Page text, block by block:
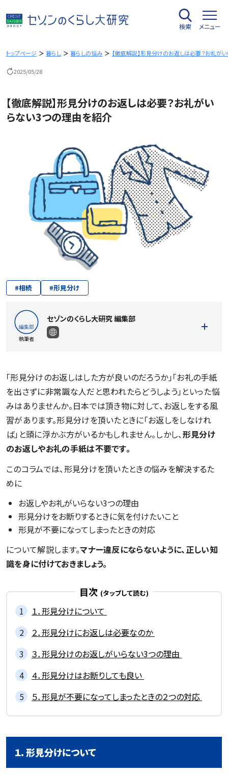
容
を
キ
検索 メニュー
トップページ 暮らし 暮らしの悩み 【徹底解説】形見分けのお返しは必要？お礼が
2025/05/28
【徹底解説】形見分けのお返しは必要？お礼がい
らない3つの理由を紹介
#相続 #形見分け
執筆者
セゾンのくらし大研究 編集部
記事一覧を見る
「形見分けのお返しはした方が良いのだろうか」「お礼の手紙
を出さずに非常識な人だと思われたらどうしよう」といった悩
みはありませんか。日本では頂き物に対して、お返しをする風
習があります。形見分けを頂いたときに「お返しをしなけれ
ば」と頭に浮かぶ方がいるかもしれません。しかし、形見分け
のお返しやお礼の手紙は不要です。
このコラムでは、形見分けを頂いたときの悩みを解決するた
めに
お返しやお礼がいらない3つの理由
形見分けをお断りするときに気を付けたいこと
形見が不要になってしまったときの対応
について解説します。マナー違反にならないように、正しい知
識を身に付けておきましょう。
目次
１．形見分けについて
２．形見分けにお返しは必要なのか
３．形見分けのお返しがいらない3つの理由
４．形見分けはお断りしても良い
５．形見が不要になってしまったときの２つの対応
１．形見分けについて